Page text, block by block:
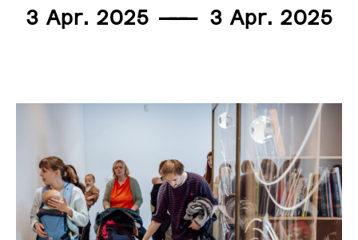
3 Apr. 2025 ——— 3 Apr. 2025